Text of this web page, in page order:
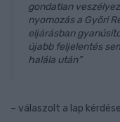
gondatlan
nyomozás a Győri
eljárásban
újabb feljelentés
halála után”
– válaszolt a lap